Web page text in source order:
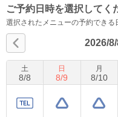
ご予約日時を選択してく
選択されたメニューの予約できる
2026/
土
8/8
日
8/9
月
8/10